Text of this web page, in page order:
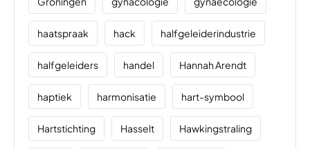
haatspraak hack halfgeleiderindustrie
halfgeleiders handel Hannah Arendt
haptiek harmonisatie hart-symbool
Hartstichting Hasselt Hawkingstraling